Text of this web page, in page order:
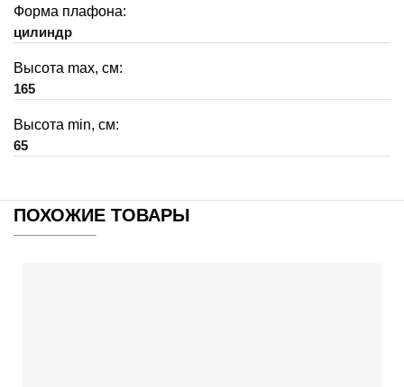
Форма плафона:
цилиндр
Высота max, см:
165
Высота min, см:
65
ПОХОЖИЕ ТОВАРЫ